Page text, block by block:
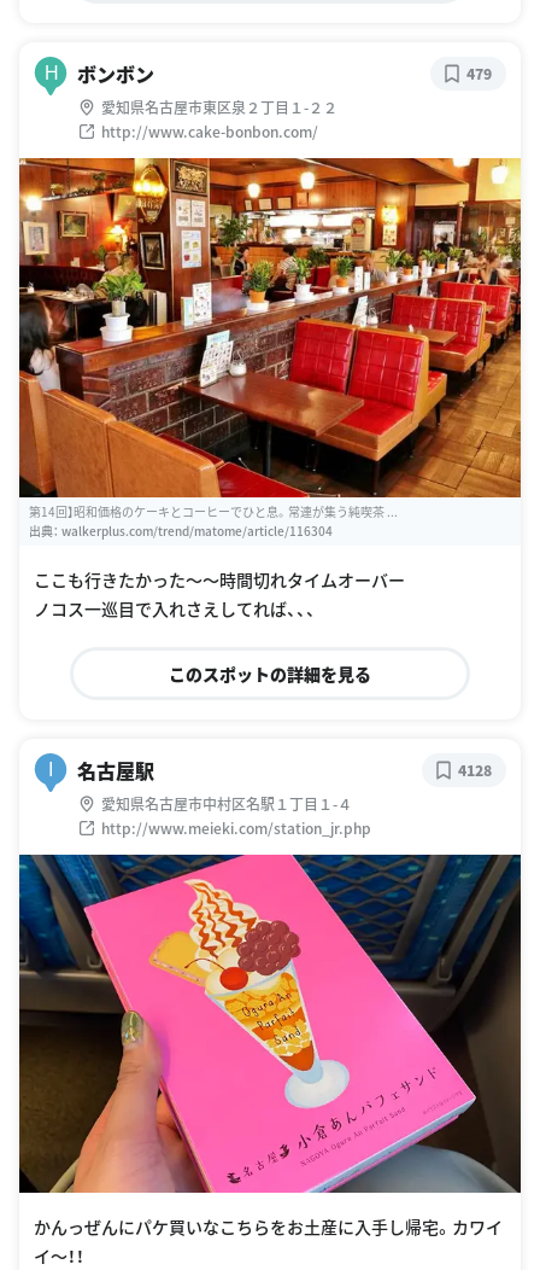
H ボンボン
愛知県名古屋市東区泉２丁目１-２２
http://www.cake-bonbon.com/
479
第14回】昭和価格のケーキとコーヒーでひと息。常連が集う純喫茶 ...
出典： walkerplus.com/trend/matome/article/116304
ここも行きたかった〜〜時間切れタイムオーバー
ノコス一巡目で入れさえしてれば、、、
このスポットの詳細を見る
I 名古屋駅
愛知県名古屋市中村区名駅１丁目１-４
http://www.meieki.com/station_jr.php
4128
かんっぜんにパケ買いなこちらをお土産に入手し帰宅。カワイ
イ〜！！